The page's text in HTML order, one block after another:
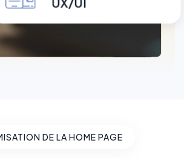
UX/UI
DE LA HOME PAGE